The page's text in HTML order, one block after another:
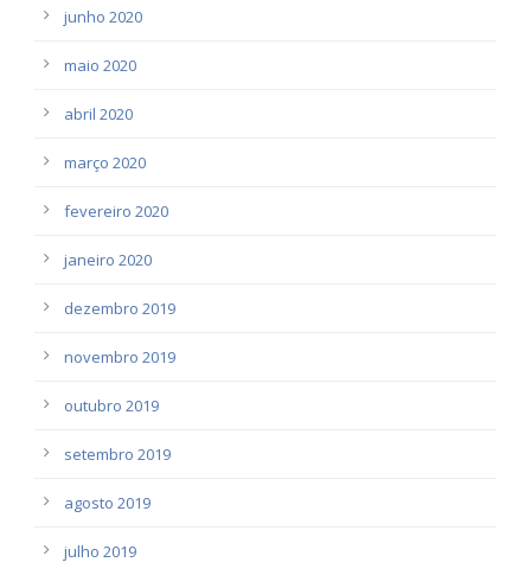
junho 2020
maio 2020
abril 2020
março 2020
fevereiro 2020
janeiro 2020
dezembro 2019
novembro 2019
outubro 2019
setembro 2019
agosto 2019
julho 2019